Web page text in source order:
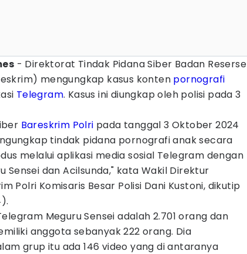
- Direktorat Tindak Pidana Siber Badan Reserse
mengungkap kasus konten pornografi
Telegram. Kasus ini diungkap oleh polisi pada 3
Bareskrim Polri pada tanggal 3 Oktober 2024
tindak pidana pornografi anak secara
melalui aplikasi media sosial Telegram dengan
Sensei dan Acilsunda," kata Wakil Direktur
Polri Komisaris Besar Polisi Dani Kustoni, dikutip
Meguru Sensei adalah 2.701 orang dan
anggota sebanyak 222 orang. Dia
grup itu ada 146 video yang di antaranya